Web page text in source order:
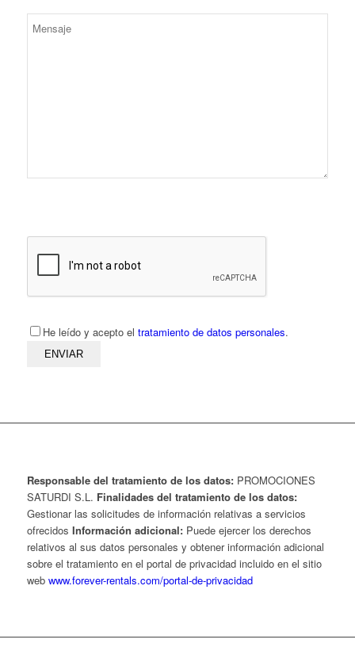
He leído y acepto el tratamiento de datos personales.
Responsable del tratamiento de los datos:PROMOCIONES
SATURDI S.L. Finalidades del tratamiento de los datos:
Gestionar las solicitudes de información relativas a servicios
ofrecidos Información adicional:Puede ejercer los derechos
relativos al sus datos personales y obtener información adicional
sobre el tratamiento en el portal de privacidad incluido en el sitio
web www.forever-rentals.com/portal-de-privacidad